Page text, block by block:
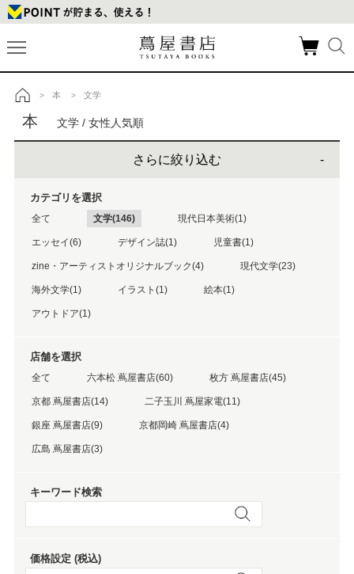
トップ
> 本 > 文学
本 文学 / 女性人気順
さらに絞り込む
カテゴリを選択
全て 文学(146) 現代日本美術(1)
エッセイ(6) デザイン誌(1) 児童書(1)
zine・アーティストオリジナルブック(4) 現代文学(23)
海外文学(1) イラスト(1) 絵本(1)
アウトドア(1)
店舗を選択
全て 六本松 蔦屋書店(60) 枚方 蔦屋書店(45)
京都 蔦屋書店(14) 二子玉川 蔦屋家電(11)
銀座 蔦屋書店(9) 京都岡崎 蔦屋書店(4)
広島 蔦屋書店(3)
キーワード検索
価格設定 (税込)